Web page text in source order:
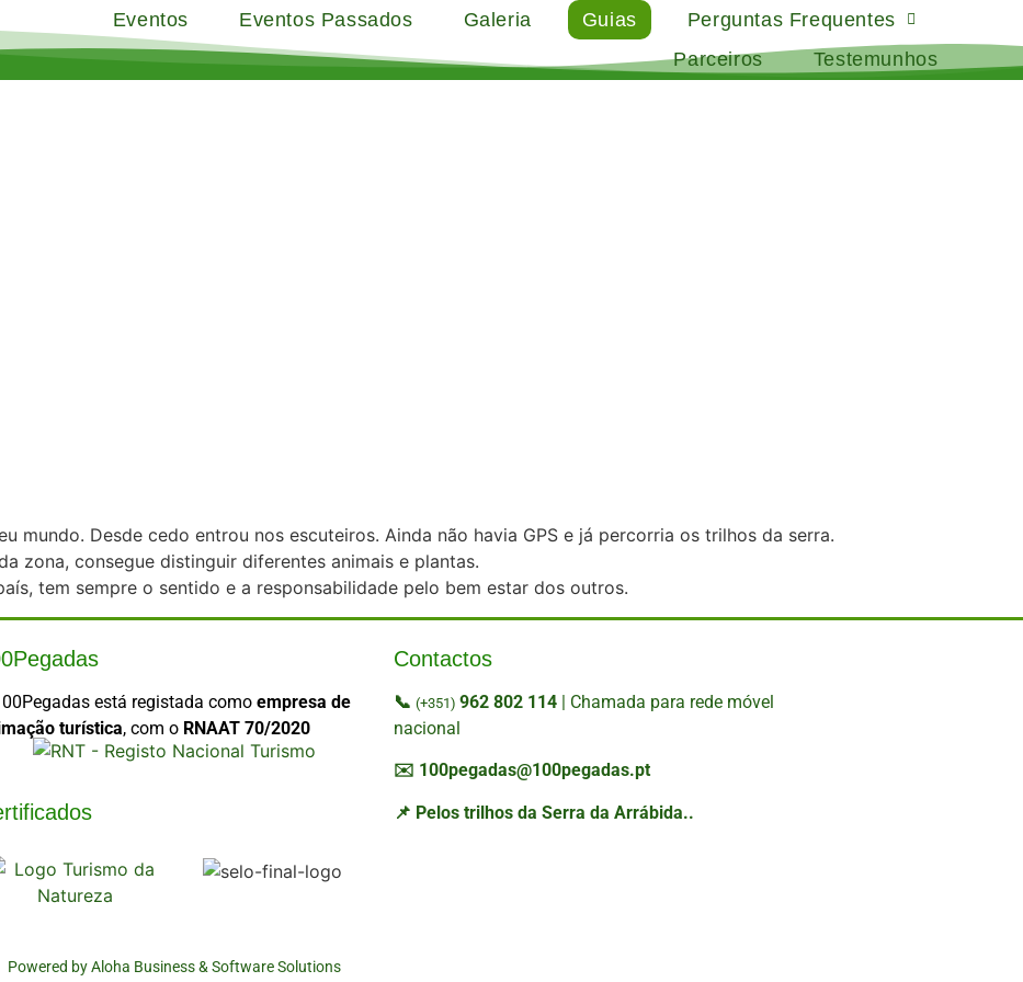
Eventos Eventos Passados Galeria Guias
Perguntas Frequentes
Parceiros
Testemunhos
mundo. Desde cedo entrou nos escuteiros. Ainda não havia GPS e já percorria os trilhos da serra.
zona, consegue distinguir diferentes animais e plantas.
tem sempre o sentido e a responsabilidade pelo bem estar dos outros.
está registada como empresa de
turística, com o RNAAT 70/2020
Contactos
📞 (+351) 962 802 114 | Chamada para rede móvel
nacional
✉️ 100pegadas@100pegadas.pt
📌 Pelos trilhos da Serra da Arrábida..
Powered by Aloha Business & Software Solutions